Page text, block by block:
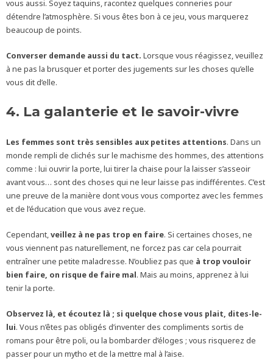
vous aussi. Soyez taquins, racontez quelques conneries pour
détendre l’atmosphère. Si vous êtes bon à ce jeu, vous marquerez
beaucoup de points.
Converser demande aussi du tact. Lorsque vous réagissez, veuillez
à ne pas la brusquer et porter des jugements sur les choses qu’elle
vous dit d’elle.
4. La galanterie et le savoir-vivre
Les femmes sont très sensibles aux petites attentions. Dans un
monde rempli de clichés sur le machisme des hommes, des attentions
comme : lui ouvrir la porte, lui tirer la chaise pour la laisser s’asseoir
avant vous… sont des choses qui ne leur laisse pas indifférentes. C’est
une preuve de la manière dont vous vous comportez avec les femmes
et de l’éducation que vous avez reçue.
Cependant,veillez à ne pas trop en faire. Si certaines choses, ne
vous viennent pas naturellement, ne forcez pas car cela pourrait
entraîner une petite maladresse. N’oubliez pas que à trop vouloir
bien faire, on risque de faire mal. Mais au moins, apprenez à lui
tenir la porte.
Observez là, et écoutez là ; si quelque chose vous plait, dites-le-
lui. Vous n’êtes pas obligés d’inventer des compliments sortis de
romans pour être poli, ou la bombarder d’éloges ; vous risquerez de
passer pour un mytho et de la mettre mal à l’aise.